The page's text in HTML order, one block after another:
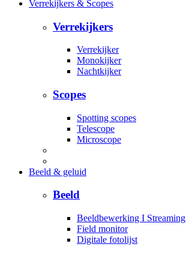
Verrekijkers & Scopes
Verrekijkers
Verrekijker
Monokijker
Nachtkijker
Scopes
Spotting scopes
Telescope
Microscope
Beeld & geluid
Beeld
Beeldbewerking I Streaming
Field monitor
Digitale fotolijst